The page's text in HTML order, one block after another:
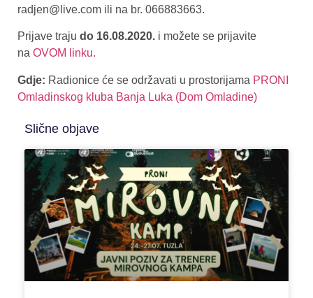
radjen@live.com ili na br. 066883663.
Prijave traju do 16.08.2020. i možete se prijavite
na OVOM linku.
Gdje: Radionice će se održavati u prostorijama PRONI
Omladinskog kluba Banja Luka (Dom Omladine)
Slične objave